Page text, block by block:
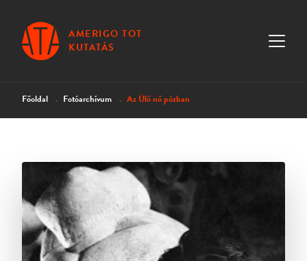
AMERIGO TOT
KUTATÁS
Főoldal Fotóarchívum Az Ülő nő pózban